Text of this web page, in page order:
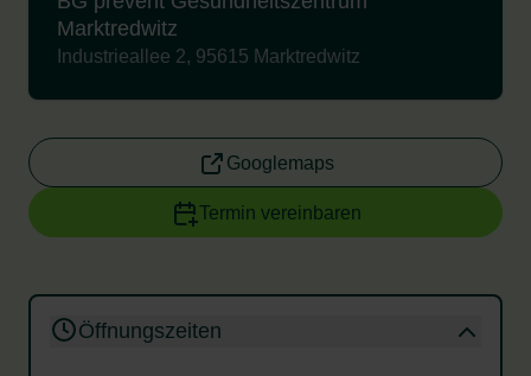
Marktredwitz
Industrieallee 2, 95615 Marktredwitz
Googlemaps
Termin vereinbaren
Öffnungszeiten